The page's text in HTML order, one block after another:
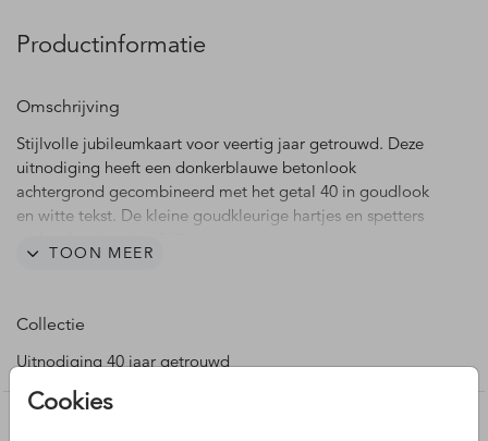
Cookies
Productinformatie
Omschrijving
Stijlvolle jubileumkaart voor veertig jaar getrouwd. Deze
uitnodiging heeft een donkerblauwe betonlook
achtergrond gecombineerd met het getal 40 in goudlook
en witte tekst. De kleine goudkleurige hartjes en spetters
passen in de editor.
TOON MEER
Collectie
Uitnodiging 40 jaar getrouwd